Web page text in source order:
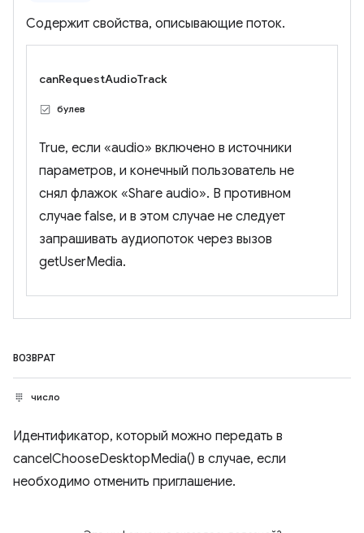
Содержит свойства, описывающие поток.
canRequestAudioTrack
булев
True, если «audio» включено в источники
параметров, и конечный пользователь не
снял флажок «Share audio». В противном
случае false, и в этом случае не следует
запрашивать аудиопоток через вызов
getUserMedia.
ВОЗВРАТ
число
Идентификатор, который можно передать в
cancelChooseDesktopMedia() в случае, если
необходимо отменить приглашение.